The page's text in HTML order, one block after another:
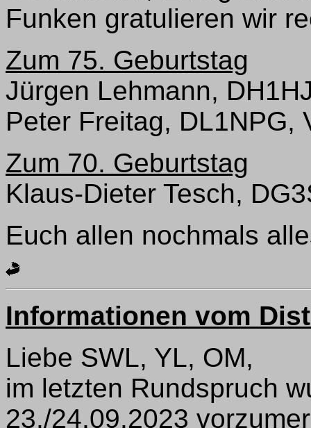
Funken gratulieren wir
Zum 75. Geburtstag
Jürgen Lehmann,
Peter Freitag, DL1NPG,
Zum 70. Geburtstag
Klaus-Dieter Tesch,
Euch allen nochmals
Informationen vom
Liebe SWL, YL, OM,
im letzten Rundspruch
23./24.09.2023